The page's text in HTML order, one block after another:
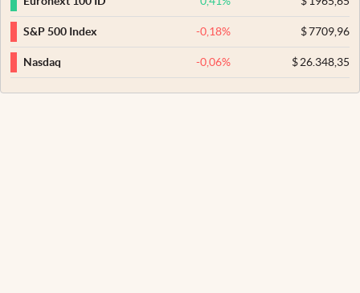
S&P 500 Index -0,18% $7709,96
Nasdaq -0,06% $26.348,35